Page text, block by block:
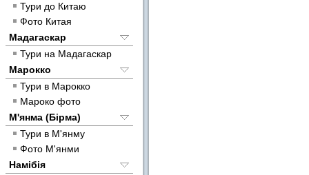
Тури до Китаю
Фото Китая
Мадагаскар
Тури на Мадагаскар
Марокко
Тури в Марокко
Мароко фото
М'янма (Бірма)
Тури в М'янму
Фото М'янми
Намібія